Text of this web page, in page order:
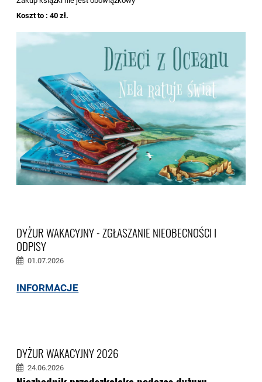
Koszt to : 40 zł.
DYŻUR WAKACYJNY - ZGŁASZANIE NIEOBECNOŚCI I
ODPISY
01.07.2026
INFORMACJE
DYŻUR WAKACYJNY 2026
24.06.2026